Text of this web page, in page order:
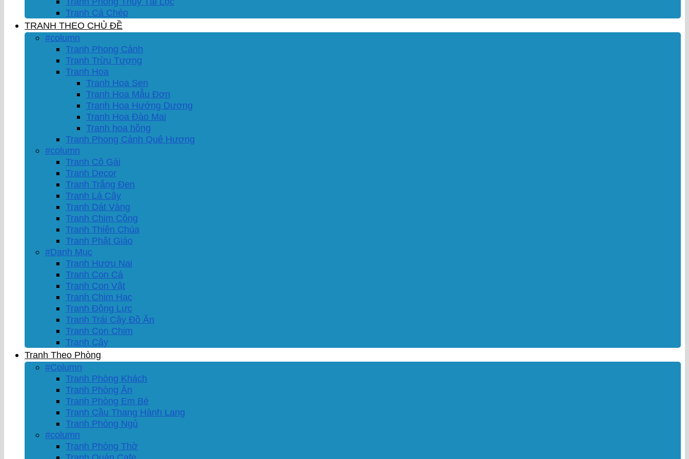
Tranh Cá Chép
TRANH THEO CHỦ ĐỀ
#column
Tranh Phong Cảnh
Tranh Trừu Tượng
Tranh Hoa
Tranh Hoa Sen
Tranh Hoa Mẫu Đơn
Tranh Hoa Hướng Dương
Tranh Hoa Đào Mai
Tranh hoa hồng
Tranh Phong Cảnh Quê Hương
#column
Tranh Cô Gái
Tranh Decor
Tranh Trắng Đen
Tranh Lá Cây
Tranh Dát Vàng
Tranh Chim Công
Tranh Thiên Chúa
Tranh Phật Giáo
#Danh Mục
Tranh Hươu Nai
Tranh Con Cá
Tranh Con Vật
Tranh Chim Hạc
Tranh Động Lực
Tranh Trái Cây Đồ Ăn
Tranh Con Chim
Tranh Cây
Tranh Theo Phòng
#Column
Tranh Phòng Khách
Tranh Phòng Ăn
Tranh Phòng Em Bé
Tranh Cầu Thang Hành Lang
Tranh Phòng Ngủ
#column
Tranh Phòng Thờ